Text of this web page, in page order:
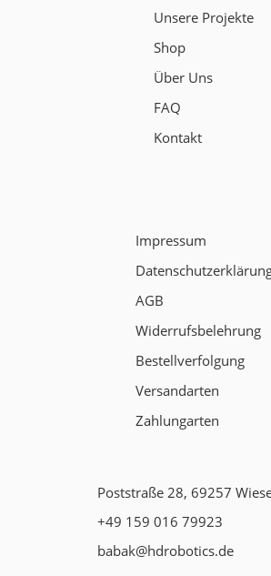
Unsere Projekte
Shop
Über Uns
FAQ
Kontakt
Impressum
AGB
Widerrufsbelehrung
Bestellverfolgung
Versandarten
Zahlungarten
Poststraße 28, 69257
+49 159 016 79923
babak@hdrobotics.de